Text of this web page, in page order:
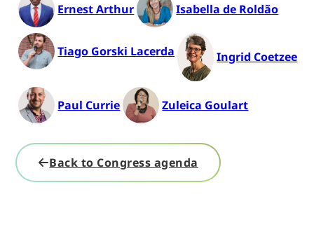
Ernest Arthur Isabella de Roldão
Tiago Gorski Lacerda Ingrid Coetzee
Paul Currie Zuleica Goulart
Back to Congress agenda